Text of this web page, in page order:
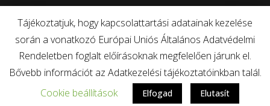
szerda: 08.00-12.00 és 13.00-17.00
Nagy kontraszt váltása
Betűméret váltása
Tájékoztatjuk, hogy kapcsolattartási adatainak kezelése
során a vonatkozó Európai Uniós Általános Adatvédelmi
Rendeletben foglalt előírásoknak megfelelően járunk el.
Bővebb információt az Adatkezelési tájékoztatóinkban talál.
Cookie beállítások
Elfogad Elutasít